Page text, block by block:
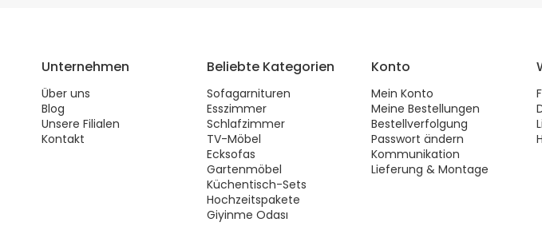
Unternehmen
Über uns
Blog
Unsere Filialen
Kontakt
Beliebte Kategorien
Sofagarnituren
Esszimmer
Schlafzimmer
TV-Möbel
Ecksofas
Gartenmöbel
Küchentisch-Sets
Hochzeitspakete
Giyinme Odası
Konto
Mein Konto
Meine Bestellungen
Bestellverfolgung
Passwort ändern
Kommunikation
Lieferung & Montage